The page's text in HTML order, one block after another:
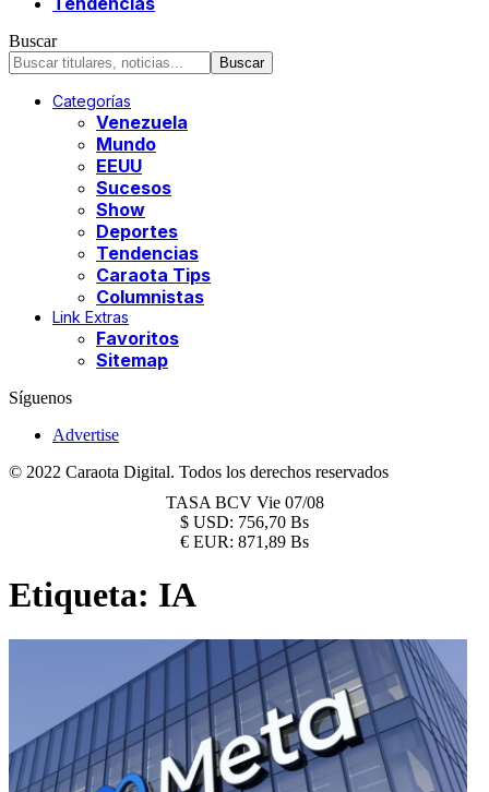
Buscar
Categorías
Venezuela
Mundo
EEUU
Sucesos
Show
Deportes
Tendencias
Caraota Tips
Columnistas
Link Extras
Favoritos
Sitemap
Síguenos
Advertise
© 2022 Caraota Digital. Todos los derechos reservados
TASA BCV Vie 07/08
$ USD: 756,70 Bs
€ EUR: 871,89 Bs
Etiqueta: IA